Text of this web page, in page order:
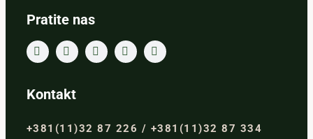
Pratite nas
Kontakt
+381(11)32 87 226 / +381(11)32 87 334